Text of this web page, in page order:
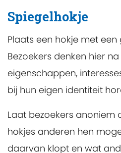
Spiegelhokje
Plaats een hokje met
Bezoekers denken hier
eigenschappen,
bij hun eigen identiteit
Laat bezoekers anoniem
hokjes anderen hen
daarvan klopt en wat